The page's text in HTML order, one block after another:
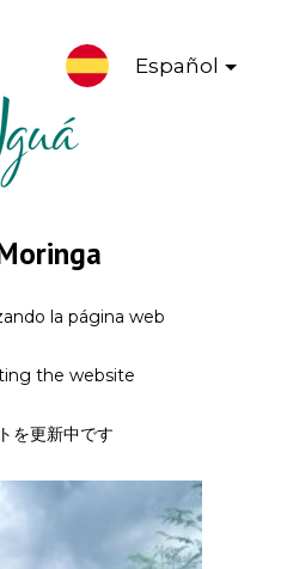
Español
la página web
the website
を更新中です